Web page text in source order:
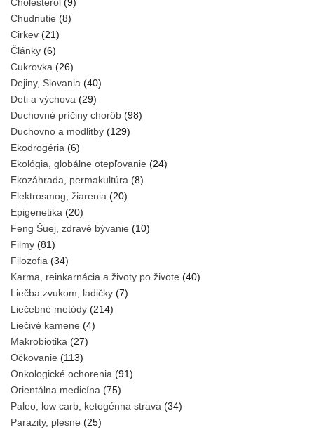
Chudnutie (8)
Cirkev (21)
Články (6)
Cukrovka (26)
Dejiny, Slovania (40)
Deti a výchova (29)
Duchovné príčiny chorôb (98)
Duchovno a modlitby (129)
Ekodrogéria (6)
Ekológia, globálne otepľovanie (24)
Ekozáhrada, permakultúra (8)
Elektrosmog, žiarenia (20)
Epigenetika (20)
Feng Šuej, zdravé bývanie (10)
Filmy (81)
Filozofia (34)
Karma, reinkarnácia a životy po živote (40)
Liečba zvukom, ladičky (7)
Liečebné metódy (214)
Liečivé kamene (4)
Makrobiotika (27)
Očkovanie (113)
Onkologické ochorenia (91)
Orientálna medicína (75)
Paleo, low carb, ketogénna strava (34)
Parazity, plesne (25)